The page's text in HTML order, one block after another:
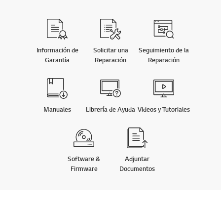
Información de
Garantía
Solicitar una
Reparación
Seguimiento de la
Reparación
Manuales Librería de Ayuda Videos y Tutoriales
Software &
Firmware
Adjuntar
Documentos